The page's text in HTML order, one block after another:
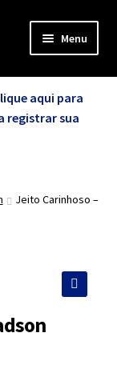
Menu
aqui para
registrar sua
Jeito Carinhoso –